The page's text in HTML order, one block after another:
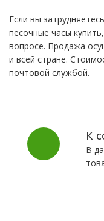
Если вы
песочные часы
вопросе. Продажа
и всей стране.
почтовой службой.
К
В